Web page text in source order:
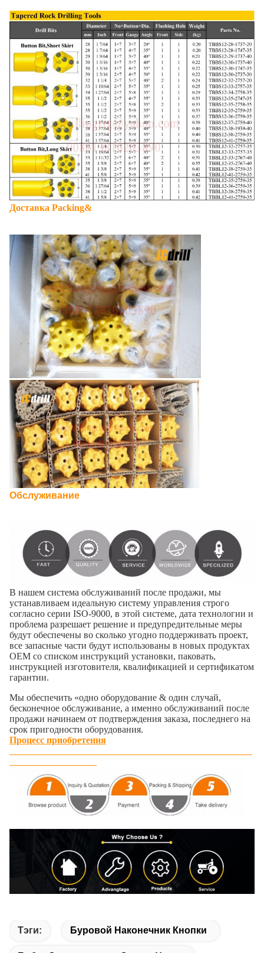
Доставка Packing&
Обслуживание
В нашем система обслуживаний после продажи, мы
устанавливаем идеальную систему управления строго
согласно серии ISO-9000, в этой системе, дата технологии и
проблема разрешает решение и предупредительные меры
будут обеспечены во сколько угодно поддерживать проект,
все запасные части будут использованы в новых продуктах
OEM со списком инструкций установки, паковать,
инструкцией изготовителя, квалификацией и сертификатом
гарантии.
Мы обеспечить «одно оборудование & один случай,
бесконечное обслуживание, а именно обслуживаний после
продажи начинаем от подтверждения заказа, последнего на
срок пригодности оборудования.
Процесс приобретения
Тэги: Буровой Наконечник Кнопки